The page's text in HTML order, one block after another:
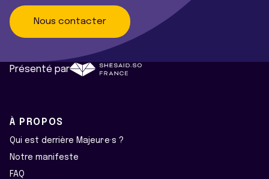
Nous contacter
Présenté par
À PROPOS
Qui est derrière Majeur·e·s ?
Notre manifeste
FAQ